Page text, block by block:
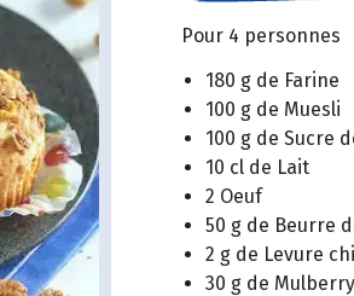
Pour 4 personnes
180 g de Farine
100 g de Muesli
100 g de Sucre
10 cl de Lait
2 Oeuf
50 g de Beurre
2 g de Levure
30 g de Mulberry